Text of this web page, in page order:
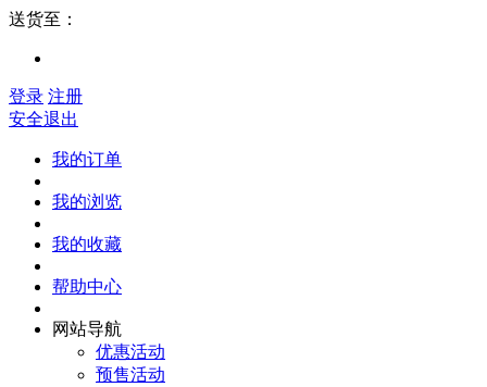
送货至：
登录 注册
安全退出
我的订单
我的浏览
我的收藏
帮助中心
网站导航
优惠活动
预售活动